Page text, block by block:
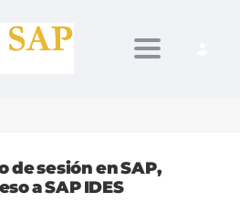
Toggle
de sesión en SAP,
a SAP IDES